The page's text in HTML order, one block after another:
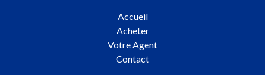
Accueil
Acheter
Votre Agent
Contact